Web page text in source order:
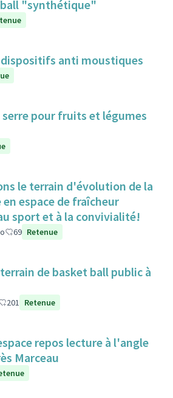
"synthétique"
anti moustiques
pour fruits et légumes
le terrain d'évolution de la
espace de fraîcheur
sport et à la convivialité!
69 Retenue
de basket ball public à
201 Retenue
repos lecture à l'angle
Marceau